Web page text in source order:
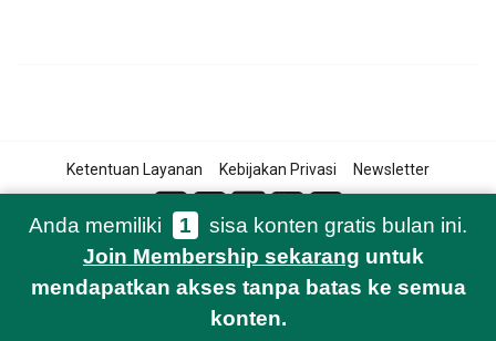
Ketentuan Layanan Kebijakan Privasi Newsletter
© 2021-2026 Green Network Asia
Anda memiliki 1
sisa konten gratis bulan ini.
Join Membership sekarang untuk
mendapatkan akses tanpa batas ke semua
konten.